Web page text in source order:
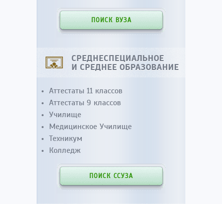
ПОИСК ВУЗА
СРЕДНЕСПЕЦИАЛЬНОЕ
И СРЕДНЕЕ ОБРАЗОВАНИЕ
Аттестаты 11 классов
Аттестаты 9 классов
Училище
Медицинское Училище
Техникум
Колледж
ПОИСК ССУЗА